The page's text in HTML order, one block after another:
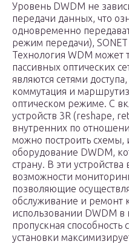
Уровень DWDM не
передачи данных, что
одновременно
режим передачи),
Технология WDM может
пассивных оптических
являются сетями
коммутация и
оптическом режиме. С
устройств 3R (reshape,
внутренних по
можно построить схемы,
оборудование DWDM,
страну. В эти
возможности
позволяющие
обслуживание и ремонт
использовании DWDM в
пропускная
установки